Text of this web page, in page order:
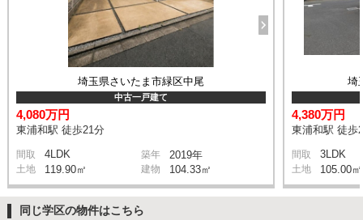
埼玉県さいたま市緑区中尾
中古一戸建て
4,080万円
東浦和駅 徒歩21分
間取 4LDK 築年 2019年
土地 119.90㎡ 建物 104.33㎡
埼
4,380万円
東浦和駅 徒歩
間取 3LDK
土地 105.00㎡
同じ学区の物件はこちら